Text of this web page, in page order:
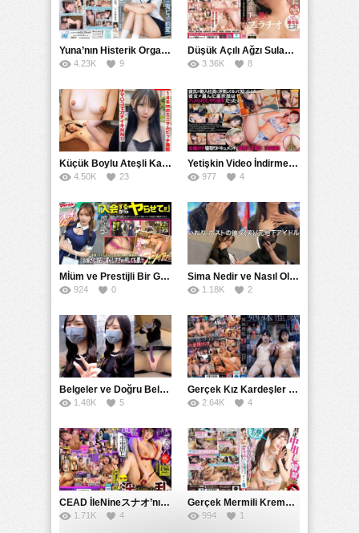
Yuna’nın Histerik Orgazmı: Genç Kızın Savage Hareketlerle Ulaştığı Şiddetli Coşkuları
4.23K 9
Düşük Açılı Ağzı Sulama Teknikleri ve AGMX İlişkisi
3.36K 8
Küçük Boylu Ateşli Karakter: Nandinin Hassas Uçuklu Memeleri ve Sahneleri
4.50K 23
Yetişkin Video İndirme Siteleri Grubu: Şefkatli Patron ve Sekreterin Aşk Hikayesi: Prestijli Bir Son
977 4
Mİüm ve Prestijli Bir Gecenin Sırları: Gizemli Bir Kadın ve Mükemmel Bir Macera
924 0
Sima Nedir ve Nasıl Oluşur
1.18K 2
Belgeler ve Doğru Belgelendirmede DOCS’in Önemi
1.48K 5
Gerçek Kız Kardeşler hipnoz ve zihin kontrolü altında liebe阴茎 için yalvaran kızlar: Mısakı Nemıne Mına Hınano
2.64K 4
CEAD İleNineスナオ’nın Çılgın ve Seksüel Dünyası: Büyük Kalçalar ve Çılgın İlişkiler
1.71K 4
Gerçek Mermili Kremalı Pasta Büyük Dağıtımı, Ben Herkesin Özel Placesine Hizmet Eden En Üst Düzey Erotik Ürünler Günün Fırsatı
994 1